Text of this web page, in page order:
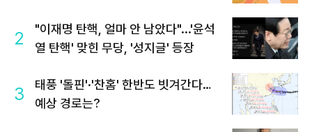
2
"이재명 탄핵, 얼마 안 남았다"...'윤석
열 탄핵' 맞힌 무당, '성지글' 등장
3
태풍 '돌핀'·'찬홈' 한반도 빗겨간다…
예상 경로는?